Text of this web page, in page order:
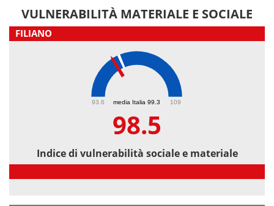
VULNERABILITÀ MATERIALE E SOCIALE
FILIANO
media Italia 99.3
93.6 109
98.5
Indice di vulnerabilità sociale e materiale